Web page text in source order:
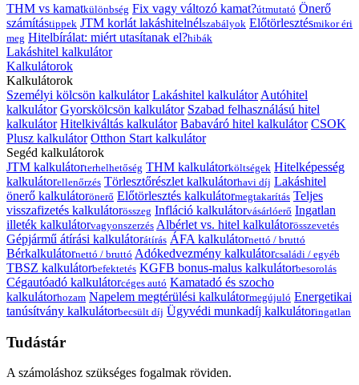
THM vs kamatkülönbség Fix vagy változó kamat?útmutató Önerő
számítástippek JTM korlát lakáshitelnélszabályok Előtörlesztésmikor éri
meg Hitelbírálat: miért utasítanak el?hibák
Lakáshitel kalkulátor
Kalkulátorok
Kalkulátorok
Személyi kölcsön kalkulátor Lakáshitel kalkulátor Autóhitel
kalkulátor Gyorskölcsön kalkulátor Szabad felhasználású hitel
kalkulátor Hitelkiváltás kalkulátor Babaváró hitel kalkulátor CSOK
Plusz kalkulátor Otthon Start kalkulátor
Segéd kalkulátorok
JTM kalkulátorterhelhetőség THM kalkulátorköltségek Hitelképesség
kalkulátorellenőrzés Törlesztőrészlet kalkulátorhavi díj Lakáshitel
önerő kalkulátorönerő Előtörlesztés kalkulátormegtakarítás Teljes
visszafizetés kalkulátorösszeg Infláció kalkulátorvásárlóerő Ingatlan
illeték kalkulátorvagyonszerzés Albérlet vs. hitel kalkulátorösszevetés
Gépjármű átírási kalkulátorátírás ÁFA kalkulátornettó / bruttó
Bérkalkulátornettó / bruttó Adókedvezmény kalkulátorcsaládi / egyéb
TBSZ kalkulátorbefektetés KGFB bonus-malus kalkulátorbesorolás
Cégautóadó kalkulátorcéges autó Kamatadó és szocho
kalkulátorhozam Napelem megtérülési kalkulátormegújuló Energetikai
tanúsítvány kalkulátorbecsült díj Ügyvédi munkadíj kalkulátoringatlan
Tudástár
A számoláshoz szükséges fogalmak röviden.